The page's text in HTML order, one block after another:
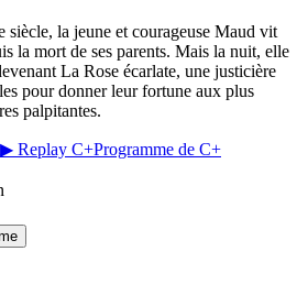
la jeune et courageuse Maud vit
la mort de ses parents. Mais la nuit, elle
La Rose écarlate, une justicière
pour donner leur fortune aux plus
palpitantes.
▶ Replay C+Programme de C+